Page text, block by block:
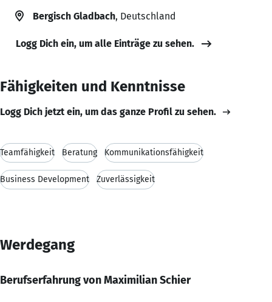
Bergisch Gladbach, Deutschland
Logg Dich ein, um alle Einträge zu sehen.
Fähigkeiten und Kenntnisse
Logg Dich jetzt ein, um das ganze Profil zu sehen.
Teamfähigkeit Beratung Kommunikationsfähigkeit
Business Development Zuverlässigkeit
Werdegang
Berufserfahrung von Maximilian Schier